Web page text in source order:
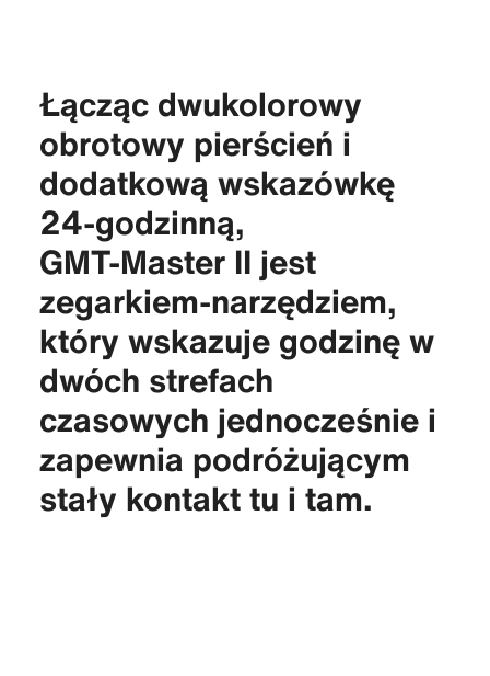
Łącząc dwukolorowy
obrotowy pierścień i
dodatkową wskazówkę
24‑godzinną,
GMT‑Master II jest
zegarkiem-narzędziem,
który wskazuje godzinę w
dwóch strefach
czasowych jednocześnie i
zapewnia podróżującym
stały kontakt tu i tam.